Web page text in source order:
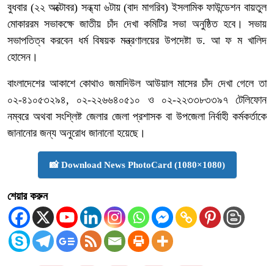
বুধবার (২২ অক্টোবর) সন্ধ্যা ৬টায় (বাদ মাগরিব) ইসলামিক ফাউন্ডেশন বায়তুল
মোকাররম সভাকক্ষে জাতীয় চাঁদ দেখা কমিটির সভা অনুষ্ঠিত হবে। সভায়
সভাপতিত্ব করবেন ধর্ম বিষয়ক মন্ত্রণালয়ের উপদেষ্টা ড. আ ফ ম খালিদ
হোসেন।
বাংলাদেশের আকাশে কোথাও জমাদিউল আউয়াল মাসের চাঁদ দেখা গেলে তা
০২-৪১০৫৩২৯৪, ০২-২২৬৬৪০৫১০ ও ০২-২২৩৩৮৩৩৯৭ টেলিফোন
নম্বরে অথবা সংশ্লিষ্ট জেলার জেলা প্রশাসক বা উপজেলা নির্বাহী কর্মকর্তাকে
জানানোর জন্য অনুরোধ জানানো হয়েছে।
📸 Download News PhotoCard (1080×1080)
শেয়ার করুন